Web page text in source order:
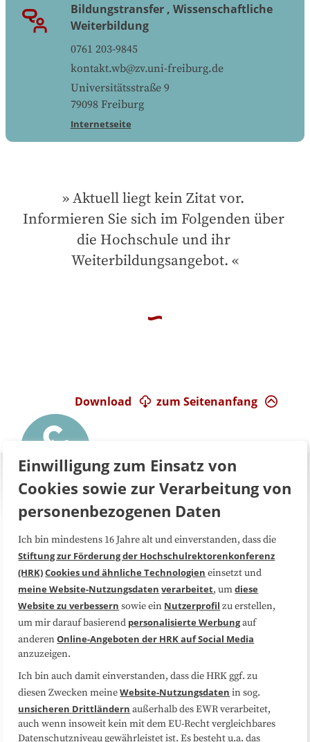
Bildungstransfer , Wissenschaftliche
Weiterbildung
0761 203-9845
kontakt.wb@zv.uni-freiburg.de
Universitätsstraße 9
79098 Freiburg
Internetseite
Aktuell liegt kein Zitat vor.
Informieren Sie sich im Folgenden über
die Hochschule und ihr
Weiterbildungsangebot.
zum Seitenanfang
Download
Über uns FAQ
Medienarbeit Kooperationen
Datenschutzerklärung Impressum
Sitemap
Folgen Sie uns
Einwilligung zum Einsatz von
Cookies sowie zur Verarbeitung von
personenbezogenen Daten
Ich bin mindestens 16 Jahre alt und einverstanden, dass die
Stiftung zur Förderung der Hochschulrektorenkonferenz
(HRK)Cookies und ähnliche Technologien einsetzt und
meine Website-Nutzungsdaten verarbeitet, umdiese
Website zu verbessern sowie ein Nutzerprofil zu erstellen,
um mir darauf basierend personalisierte Werbungauf
anderenOnline-Angeboten der HRK auf Social Media
anzuzeigen.
Ich bin auch damit einverstanden, dass die HRK ggf. zu
diesen Zwecken meineWebsite-Nutzungsdaten in sog.
unsicheren Drittländern außerhalb des EWR verarbeitet,
auch wenn insoweit kein mit dem EU-Recht vergleichbares
Datenschutzniveau gewährleistet ist. Es besteht u.a. das